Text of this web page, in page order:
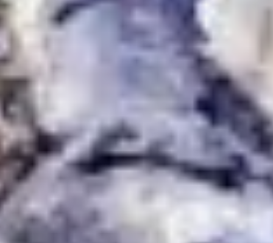
Кадр с фотоловушки.
По информации
Минприроды России,
около 95 % мировой
популяции амурского
тигра обитает
на территории нашей
страны. Поэтому именно
Россия несёт главную
ответственность